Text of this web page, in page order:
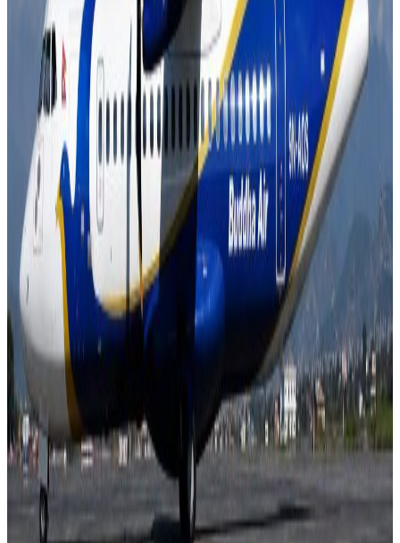
गरिरहेका छन् । नजिकको गन्तब्य भएकाले टर्कीमा सबैभन्दा धेरै रुस,
जर्मनी र बेलायतका नागरिकहरु घुम्न जाने गरेका छन् । विश्वभरका
पर्यटकको रोजाई सर्वोच्च शिखर सगरमाथा, अनेकल प्राकृतिक
सम्पदा, मठमन्दीरका कारण नेपाल हुनसक्ने भएपनि आवश्यकता
अनुसार प्रचारप्रसार र सुरक्षित गन्तब्य, पर्याप्त पुर्वाधार मार्फत विश्वास
बाढ्न सकिएको छैन ।
यस वेवसाइटमा प्रकाशित समाचार, विचार र लेखबारे तपाईंको कुनै
प्रतिक्रिया, गुनासो, सुझाव र सल्लाह छन् भने कृपया हामीलाई निम्न ईमेलमा
पठाउनुहोला । तपाईंको सहयोगले हामीलाई निष्पक्ष र तटस्थ पत्रकारिता गर्न
टेवा पुग्नेछ । सम्पर्क इमेल :info@nepaltube.com.au
शेयर:
प्रतिक्रिया दिनुहोस
टिप्पणीहरू लोड हुँदैछ…
सम्बन्धित समाचार
आदिवासी जनजातिका केही समुदाय संकटमा?